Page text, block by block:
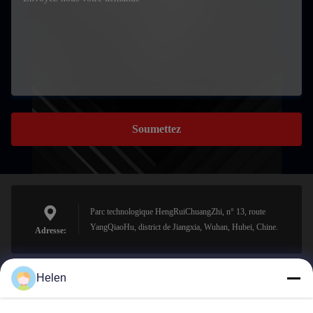
Soumettez
Adresse:
Parc technologique HengRuiChuangZhi, n° 13, route
YangQiaoHu, district de Jiangxia, Wuhan, Hubei, Chine.
sales@perfectlaser.net
Helen